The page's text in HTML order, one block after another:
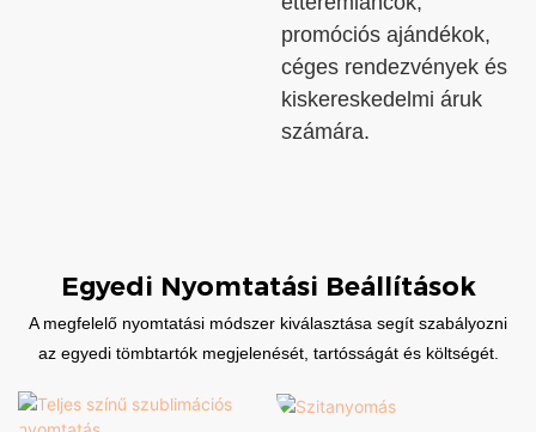
promóciós ajándékok,
céges rendezvények és
kiskereskedelmi áruk
számára.
Egyedi Nyomtatási Beállítások
A megfelelő nyomtatási módszer kiválasztása segít szabályozni
az egyedi tömbtartók megjelenését, tartósságát és költségét.